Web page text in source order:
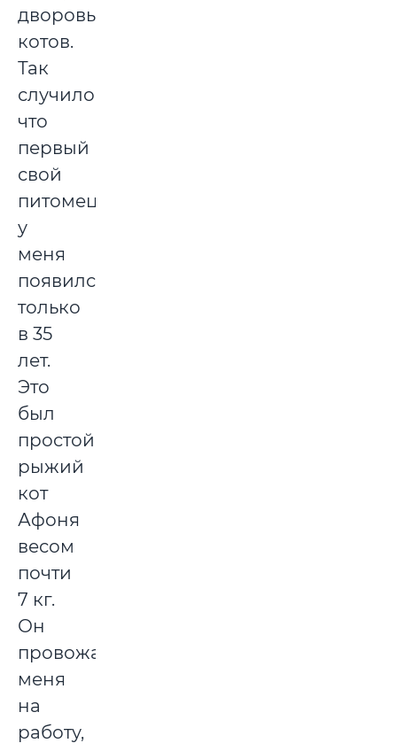
дворовых
котов.
Так
случилось,
что
первый
свой
питомец
у
меня
появился
только
в 35
лет.
Это
был
простой
рыжий
кот
Афоня
весом
почти
7 кг.
Он
провожал
меня
на
работу,